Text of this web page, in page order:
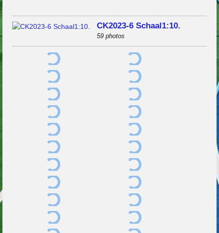
CK2023-6 Schaal1:10.
59 photos